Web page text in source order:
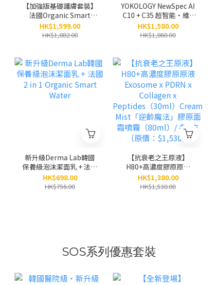
【加強版基礎護膚套裝】
法國Organic Smart
Water + 韓國保養級潔面
乳 ＋ 韓國超級仙氣水 ＋
HK$1,599.00
HK$1,882.00
YOKOLOGY NewSpec AI
C10 + C35 超智能‧維C
面眼頸精華液 + 重點袪斑
袪眼紋逆齡精華 / 各1支
HK$1,580.00
HK$1,860.00
新升級Derma Lab韓國
保養級泡沫潔面乳 + 法國
2 in 1 Organic Smart
Water
HK$698.00
HK$756.00
【抗衰老之王原液】
H80+高濃度膠原原液
Exosome x PDRN x
Collagen x
HK$1,380.00
HK$1,530.00
SOS系列優惠套裝